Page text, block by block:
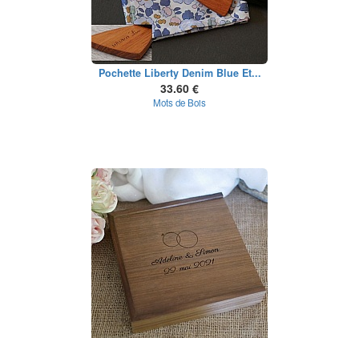
Pochette Liberty Denim Blue Et...
33.60 €
Mots de Bois